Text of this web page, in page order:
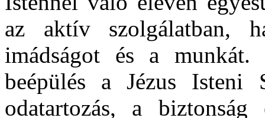
az aktív szolgálatban,
imádságot és a munkát.
beépülés a Jézus Isteni
odatartozás, a